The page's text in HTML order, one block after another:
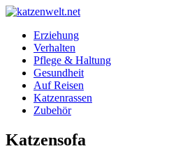
Erziehung
Verhalten
Pflege & Haltung
Gesundheit
Auf Reisen
Katzenrassen
Zubehör
Katzensofa